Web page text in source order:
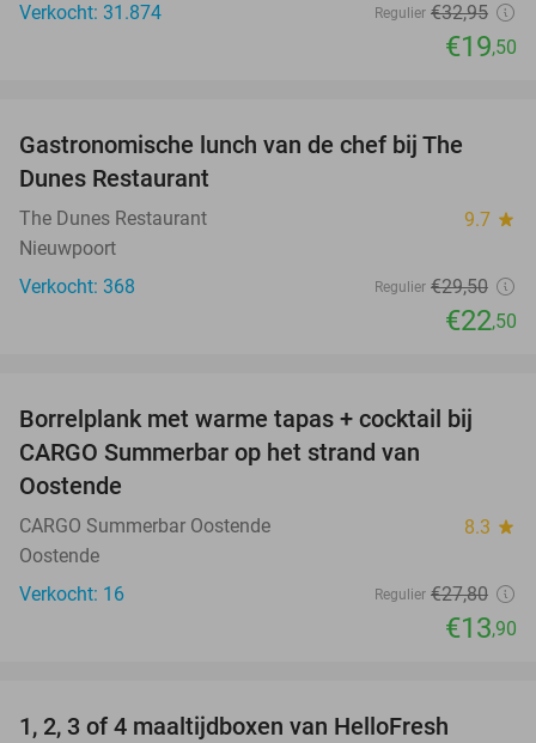
Verkocht: 31.874
Regulier €32,95
€19,50
Gastronomische lunch van de chef bij The
Dunes Restaurant
The Dunes Restaurant 9.7 star
Nieuwpoort
Verkocht: 368
Regulier €29,50
€22,50
50%
Borrelplank met warme tapas + cocktail bij
CARGO Summerbar op het strand van
Oostende
CARGO Summerbar Oostende 8.3 star
Oostende
Verkocht: 16
Regulier €27,80
€13,90
1, 2, 3 of 4 maaltijdboxen van HelloFresh